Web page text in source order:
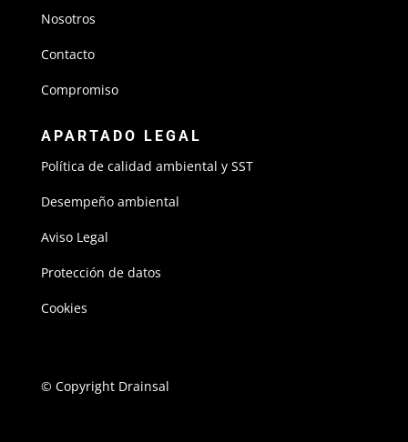
Nosotros
Contacto
Compromiso
APARTADO LEGAL
Política de calidad ambiental y SST
Desempeño ambiental
Aviso Legal
Protección de datos
Cookies
© Copyright Drainsal